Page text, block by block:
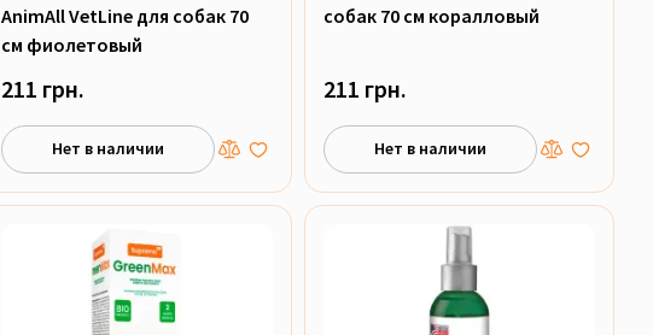
AnimAll VetLine для собак 70
см фиолетовый
211 грн.
Нет в наличии
собак 70 см коралловый
211 грн.
Нет в наличии